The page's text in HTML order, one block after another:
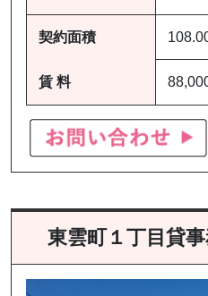
契約面積
賃 料
東雲町１丁目貸